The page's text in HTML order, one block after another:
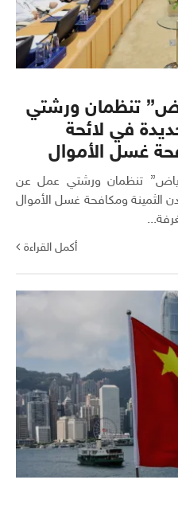
تنظمان ورشتي
في لائحة
غسل الأموال
تنظمان ورشتي عمل عن
الثمينة ومكافحة غسل الأموال
أكمل القراءة